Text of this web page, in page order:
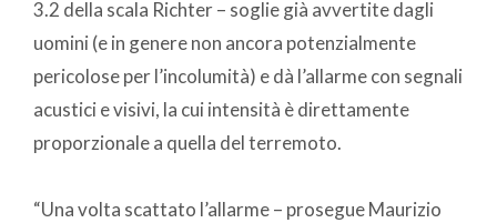
3.2 della scala Richter – soglie già avvertite dagli
uomini (e in genere non ancora potenzialmente
pericolose per l’incolumità) e dà l’allarme con segnali
acustici e visivi, la cui intensità è direttamente
proporzionale a quella del terremoto.
“Una volta scattato l’allarme – prosegue Maurizio